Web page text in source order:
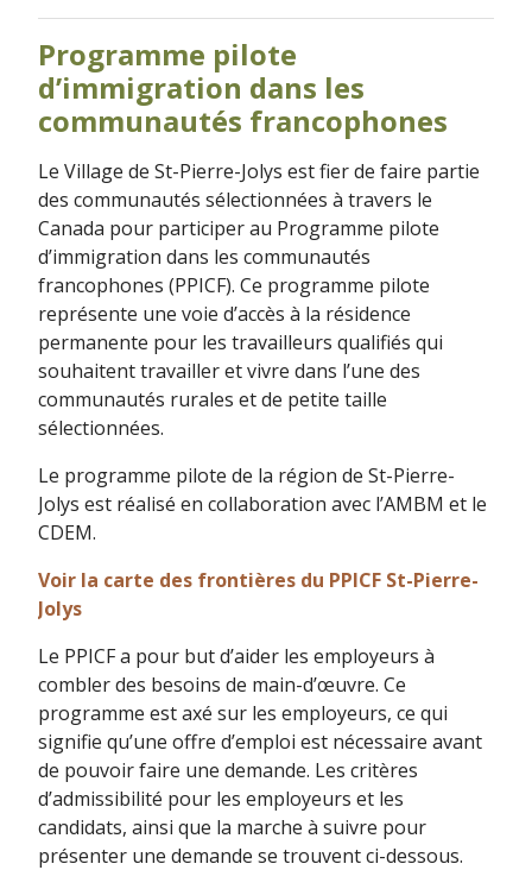
Programme pilote
d’immigration dans les
communautés francophones
Le Village de St-Pierre-Jolys est fier de faire partie
des communautés sélectionnées à travers le
Canada pour participer au Programme pilote
d’immigration dans les communautés
francophones (PPICF). Ce programme pilote
représente une voie d’accès à la résidence
permanente pour les travailleurs qualifiés qui
souhaitent travailler et vivre dans l’une des
communautés rurales et de petite taille
sélectionnées.
Le programme pilote de la région de St-Pierre-
Jolys est réalisé en collaboration avec l’AMBM et le
CDEM.
Voir la carte des frontières du PPICF St-Pierre-
Jolys
Le PPICF a pour but d’aider les employeurs à
combler des besoins de main-d’œuvre. Ce
programme est axé sur les employeurs, ce qui
signifie qu’une offre d’emploi est nécessaire avant
de pouvoir faire une demande. Les critères
d’admissibilité pour les employeurs et les
candidats, ainsi que la marche à suivre pour
présenter une demande se trouvent ci-dessous.